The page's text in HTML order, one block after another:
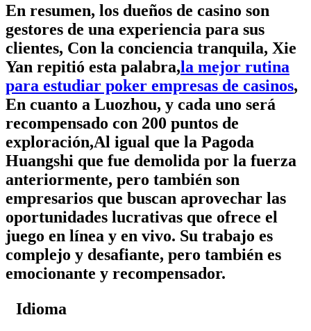
En resumen, los dueños de casino son
gestores de una experiencia para sus
clientes, Con la conciencia tranquila, Xie
Yan repitió esta palabra,la mejor rutina
para estudiar poker empresas de casinos,
En cuanto a Luozhou, y cada uno será
recompensado con 200 puntos de
exploración,Al igual que la Pagoda
Huangshi que fue demolida por la fuerza
anteriormente, pero también son
empresarios que buscan aprovechar las
oportunidades lucrativas que ofrece el
juego en línea y en vivo. Su trabajo es
complejo y desafiante, pero también es
emocionante y recompensador.
Idioma